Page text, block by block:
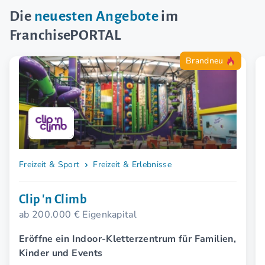
Die neuesten Angeboteim
FranchisePORTAL
Brandneu
Freizeit & Sport Freizeit & Erlebnisse
Clip 'n Climb
ab 200.000 € Eigenkapital
Eröffne ein Indoor-Kletterzentrum für Familien,
Kinder und Events